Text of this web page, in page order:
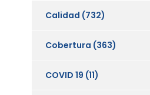
Calidad (732)
Cobertura (363)
COVID 19 (11)